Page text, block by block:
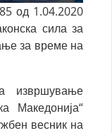
од 1.04.2020
сила за
за време на
извршување
Македонија“
весник на